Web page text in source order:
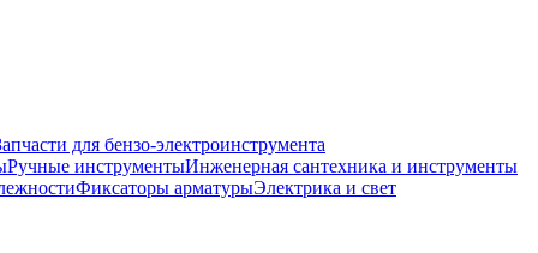
для бензо-электроинструмента
Ручные инструментыИнженерная сантехника и инструменты
Фиксаторы арматурыЭлектрика и свет